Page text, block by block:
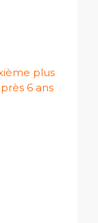
plus
6 ans